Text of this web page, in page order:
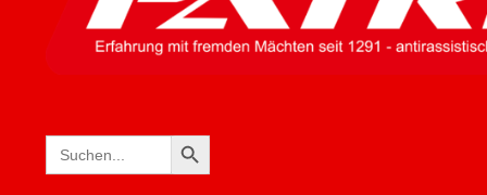
Search
for:
SEARCH BUTTON